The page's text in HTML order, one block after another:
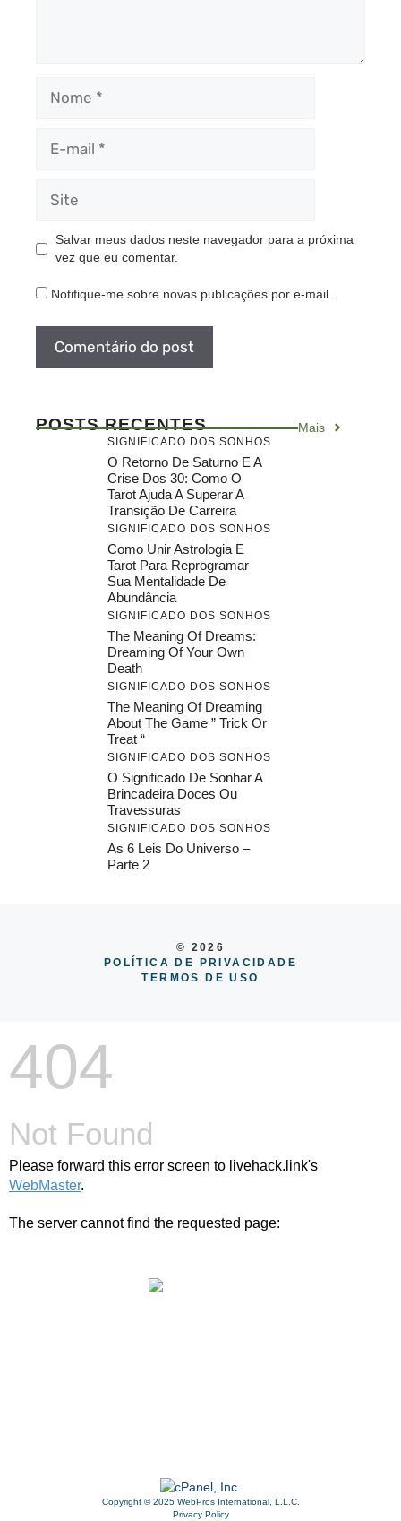
mail
Salvar meus dados neste navegador para a próxima
vez que eu comentar.
Notifique-me sobre novas publicações por e-mail.
POSTS RECENTES Mais
SIGNIFICADO DOS SONHOS
O Retorno De Saturno E A
Crise Dos 30: Como O
Tarot Ajuda A Superar A
Transição De Carreira
SIGNIFICADO DOS SONHOS
Como Unir Astrologia E
Tarot Para Reprogramar
Sua Mentalidade De
Abundância
SIGNIFICADO DOS SONHOS
The Meaning Of Dreams:
Dreaming Of Your Own
Death
SIGNIFICADO DOS SONHOS
The Meaning Of Dreaming
About The Game ” Trick Or
Treat “
SIGNIFICADO DOS SONHOS
O Significado De Sonhar A
Brincadeira Doces Ou
Travessuras
SIGNIFICADO DOS SONHOS
As 6 Leis Do Universo –
Parte 2
© 2026
POLÍTICA DE PRIVACIDADE
TERMOS DE USO
404
Not Found
Please forward this error screen to livehack.link's
WebMaster.
The server cannot find the requested page:
Copyright © 2025 WebPros International, L.L.C.
Privacy Policy